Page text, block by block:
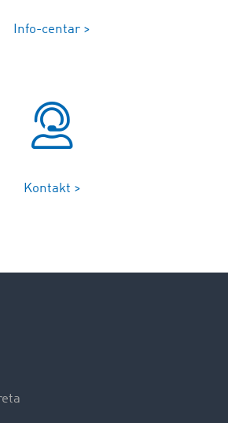
Info-centar >
Kontakt >